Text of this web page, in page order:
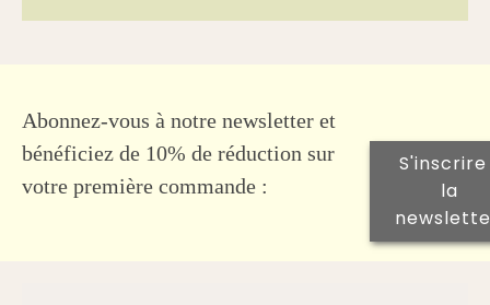
Abonnez-vous à notre newsletter et
bénéficiez de 10% de réduction sur
votre première commande :
la